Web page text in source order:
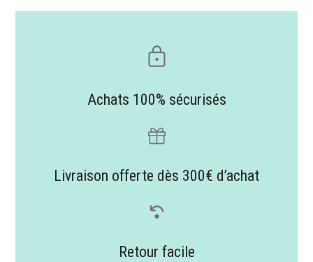
Achats 100% sécurisés
Livraison offerte dès 300€ d’achat
Retour facile